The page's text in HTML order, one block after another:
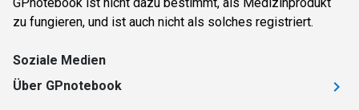
zu fungieren, und ist auch nicht als solches registriert.
Soziale Medien
Über GPnotebook